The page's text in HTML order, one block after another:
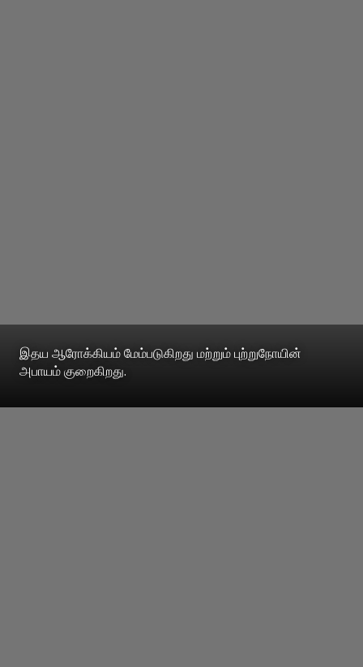
இதய ஆரோக்கியம் மேம்படுகிறது மற்றும் புற்றுநோயின்
அபாயம் குறைகிறது.